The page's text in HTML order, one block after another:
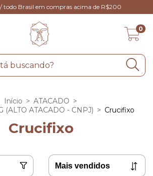
todo Brasil em compras acima de R$200
0
Início > ATACADO >
(ALTO ATACADO - CNPJ) > Crucifixo
Crucifixo